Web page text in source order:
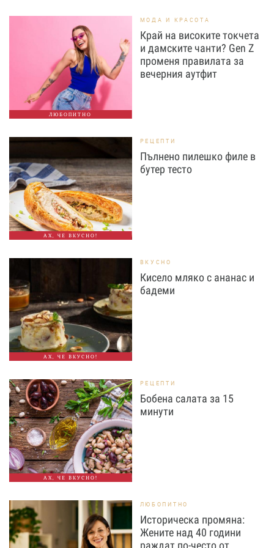
ЛЮБОПИТНО
МОДА И КРАСОТА
Край на високите токчета
и дамските чанти? Gen Z
променя правилата за
вечерния аутфит
АХ, ЧЕ ВКУСНО!
РЕЦЕПТИ
Пълнено пилешко филе в
бутер тесто
АХ, ЧЕ ВКУСНО!
ВКУСНО
Кисело мляко с ананас и
бадеми
АХ, ЧЕ ВКУСНО!
РЕЦЕПТИ
Бобена салата за 15
минути
ЛЮБОПИТНО
Историческа промяна:
Жените над 40 години
раждат по-често от